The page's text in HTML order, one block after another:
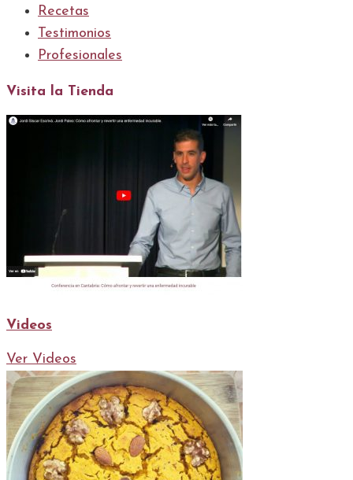
Recetas
Testimonios
Profesionales
Visita la Tienda
Videos
Ver Videos